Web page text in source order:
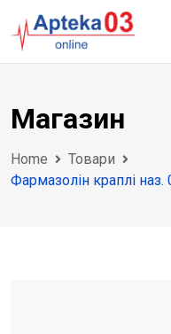
to
content
Магазин
Home
Товари
Фармазолін краплі